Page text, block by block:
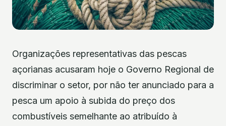
Organizações representativas das pescas
açorianas acusaram hoje o Governo Regional de
discriminar o setor, por não ter anunciado para a
pesca um apoio à subida do preço dos
combustíveis semelhante ao atribuído à